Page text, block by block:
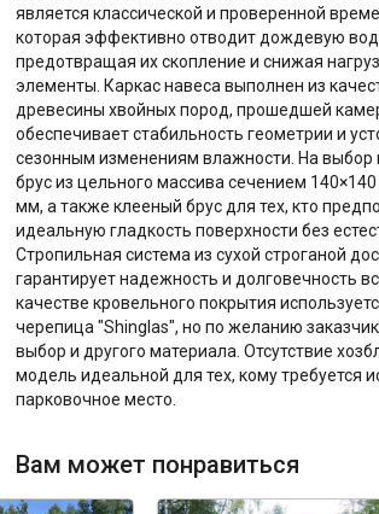
является классической и проверенной
которая эффективно отводит дождевую
предотвращая их скопление и снижая
элементы. Каркас навеса выполнен из
древесины хвойных пород, прошедшей
обеспечивает стабильность геометрии и
сезонным изменениям влажности. На выбор
брус из цельного массива сечением
мм, а также клееный брус для тех, кто
идеальную гладкость поверхности без
Стропильная система из сухой строганой
гарантирует надежность и долговечность
качестве кровельного покрытия
черепица "Shinglas", но по желанию
выбор и другого материала. Отсутствие
модель идеальной для тех, кому требуется
парковочное место.
Вам может понравиться